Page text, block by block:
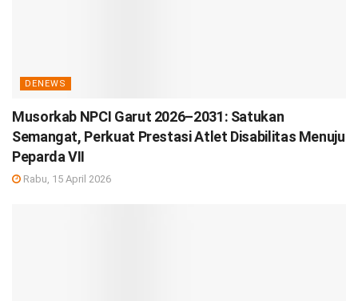
DENEWS
Musorkab NPCI Garut 2026–2031: Satukan
Semangat, Perkuat Prestasi Atlet Disabilitas Menuju
Peparda VII
Rabu, 15 April 2026